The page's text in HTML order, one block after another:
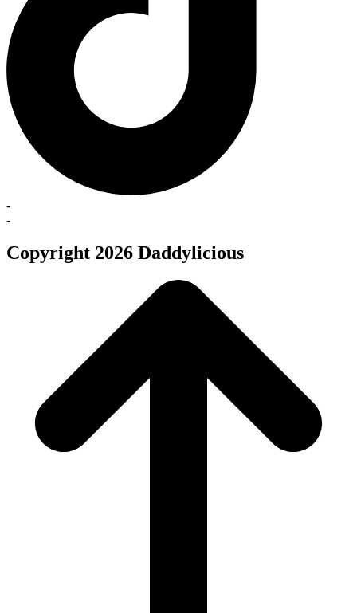
-
-
Copyright 2026 Daddylicious